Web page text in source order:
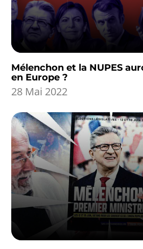
Mélenchon et la NUPES
en Europe ?
28 Mai 2022